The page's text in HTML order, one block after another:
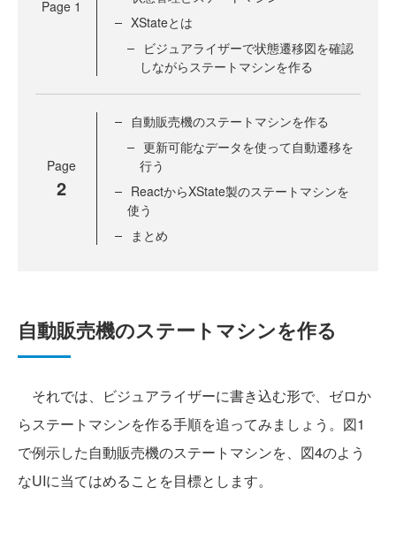
Page 1
XStateとは
ビジュアライザーで状態遷移図を確認
しながらステートマシンを作る
Page
2
自動販売機のステートマシンを作る
更新可能なデータを使って自動遷移を
行う
ReactからXState製のステートマシンを
使う
まとめ
自動販売機のステートマシンを作る
それでは、ビジュアライザーに書き込む形で、ゼロか
らステートマシンを作る手順を追ってみましょう。図1
で例示した自動販売機のステートマシンを、図4のよう
なUIに当てはめることを目標とします。